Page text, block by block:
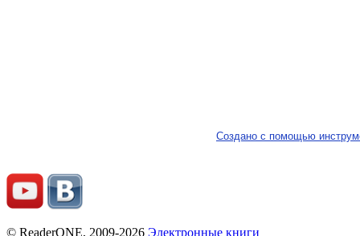
Создано с помощью
© ReaderONE, 2009-2026 Электронные книги